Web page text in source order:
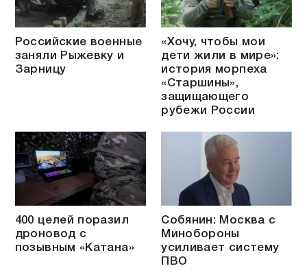
Российские военные
заняли Рыжевку и
Зарницу
«Хочу, чтобы мои
дети жили в мире»:
история морпеха
«Старшины»,
защищающего
рубежи России
400 целей поразил
дроновод с
позывным «Катана»
Собянин: Москва с
Минобороны
усиливает систему
ПВО